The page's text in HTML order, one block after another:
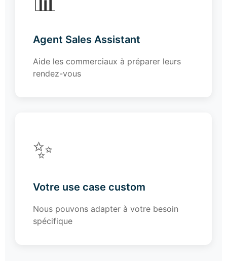
Agent Sales Assistant
Aide les commerciaux à préparer leurs
rendez-vous
✨
Votre use case custom
Nous pouvons adapter à votre besoin
spécifique